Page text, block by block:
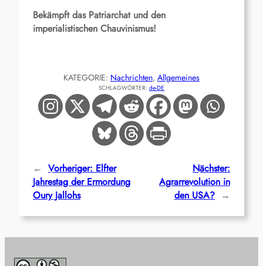
Bekämpft das Patriarchat und den
imperialistischen Chauvinismus!
KATEGORIE: Nachrichten, Allgemeines
SCHLAGWÖRTER: de-DE
← Vorheriger: Elfter
Jahrestag der Ermordung
Oury Jallohs
Nächster:
Agrarrevolution in
den USA? →